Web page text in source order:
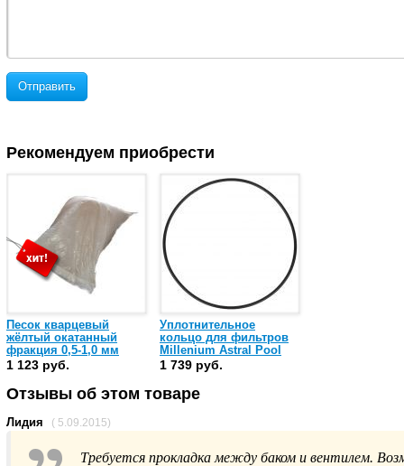
Отправить
Рекомендуем приобрести
Песок кварцевый
жёлтый окатанный
фракция 0,5-1,0 мм
(мешок 25 кг)
1 123 руб.
Уплотнительное
кольцо для фильтров
Millenium Astral Pool
(4404080101)
1 739 руб.
Отзывы об этом товаре
Лидия ( 5.09.2015)
Требуется прокладка между баком и вентилем.